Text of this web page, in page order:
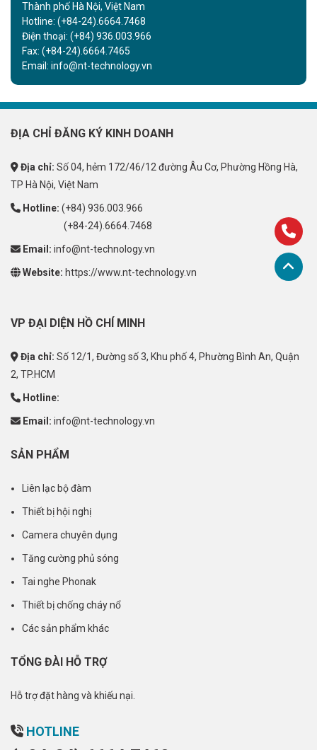
Thành phố Hà Nội, Việt Nam
Hotline: (+84-24).6664.7468
Điện thoại: (+84) 936.003.966
Fax: (+84-24).6664.7465
Email: info@nt-technology.vn
ĐỊA CHỈ ĐĂNG KÝ KINH DOANH
Địa chỉ: Số 04, hẻm 172/46/12 đường Âu Cơ, Phường Hồng Hà,
TP Hà Nội, Việt Nam
Hotline: (+84) 936.003.966
(+84-24).6664.7468
Email: info@nt-technology.vn
Website: https://www.nt-technology.vn
VP ĐẠI DIỆN HỒ CHÍ MINH
Địa chỉ: Số 12/1, Đường số 3, Khu phố 4, Phường Bình An, Quận
2, TP.HCM
Hotline:
Email: info@nt-technology.vn
SẢN PHẨM
Liên lạc bộ đàm
Thiết bị hội nghị
Camera chuyên dụng
Tăng cường phủ sóng
Tai nghe Phonak
Thiết bị chống cháy nổ
Các sản phẩm khác
TỔNG ĐÀI HỖ TRỢ
Hỗ trợ đặt hàng và khiếu nại.
HOTLINE